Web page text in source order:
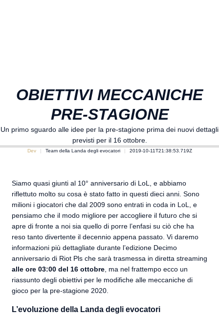
OBIETTIVI MECCANICHE
PRE-STAGIONE
Un primo sguardo alle idee per la pre-stagione prima dei nuovi dettagli
previsti per il 16 ottobre.
Dev Team della Landa degli evocatori 2019-10-11T21:38:53.719Z
Siamo quasi giunti al 10° anniversario di LoL, e abbiamo
riflettuto molto su cosa è stato fatto in questi dieci anni. Sono
milioni i giocatori che dal 2009 sono entrati in coda in LoL, e
pensiamo che il modo migliore per accogliere il futuro che si
apre di fronte a noi sia quello di porre l’enfasi su ciò che ha
reso tanto divertente il decennio appena passato. Vi daremo
informazioni più dettagliate durante l’edizione Decimo
anniversario di Riot Pls che sarà trasmessa in diretta streaming
alle ore 03:00 del 16 ottobre , ma nel frattempo ecco un
riassunto degli obiettivi per le modifiche alle meccaniche di
gioco per la pre-stagione 2020.
L’evoluzione della Landa degli evocatori